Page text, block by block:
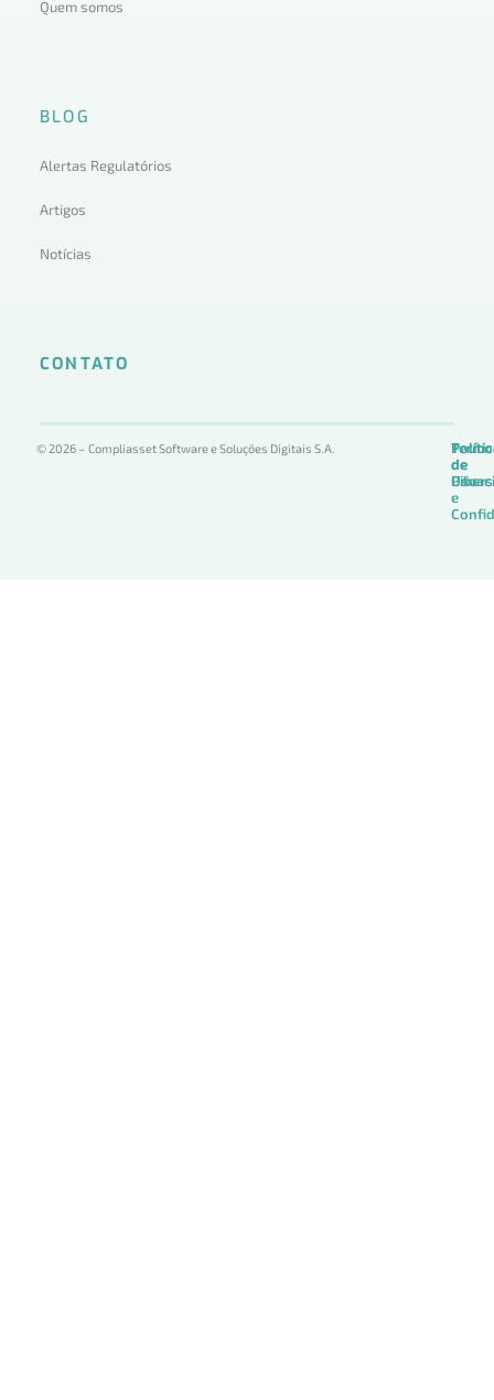
Quem somos
BLOG
Alertas Regulatórios
Artigos
Notícias
CONTATO
© 2026 – Compliasset Software e Soluções Digitais S.A.
de
Uso
de
de
e